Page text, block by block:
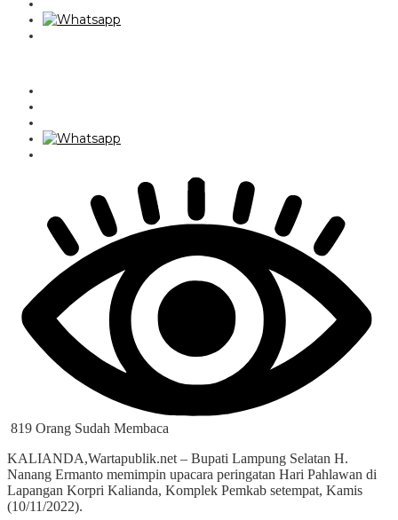
819 Orang Sudah Membaca
KALIANDA,Wartapublik.net – Bupati Lampung Selatan H.
Nanang Ermanto memimpin upacara peringatan Hari Pahlawan di
Lapangan Korpri Kalianda, Komplek Pemkab setempat, Kamis
(10/11/2022).